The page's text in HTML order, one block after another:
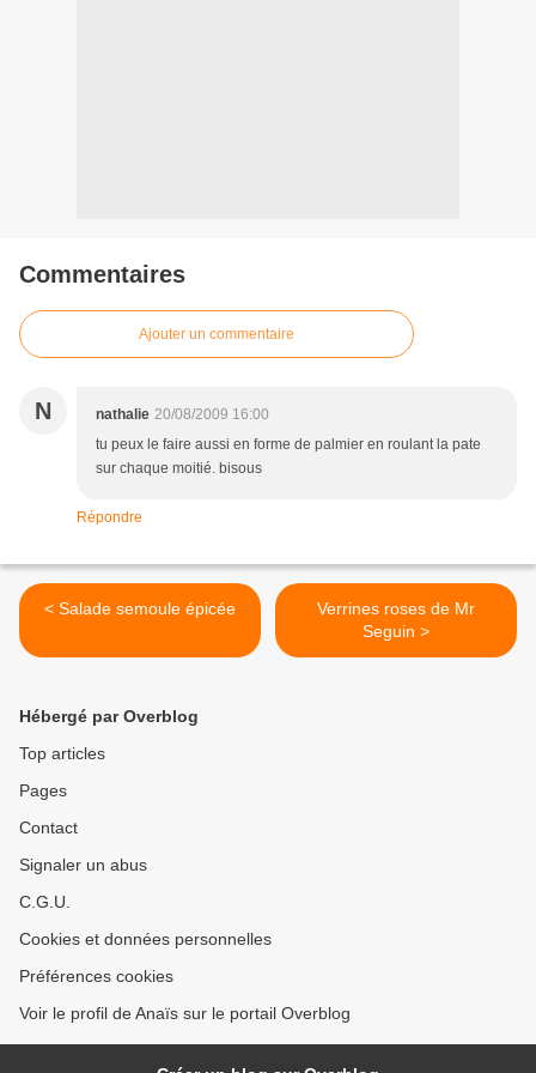
Commentaires
Ajouter un commentaire
N nathalie 20/08/2009 16:00
tu peux le faire aussi en forme de palmier en roulant la pate
sur chaque moitié. bisous
Répondre
< Salade semoule épicée
Verrines roses de Mr
Seguin >
Hébergé par Overblog
Top articles
Pages
Contact
Signaler un abus
C.G.U.
Cookies et données personnelles
Préférences cookies
Voir le profil de Anaïs sur le portail Overblog